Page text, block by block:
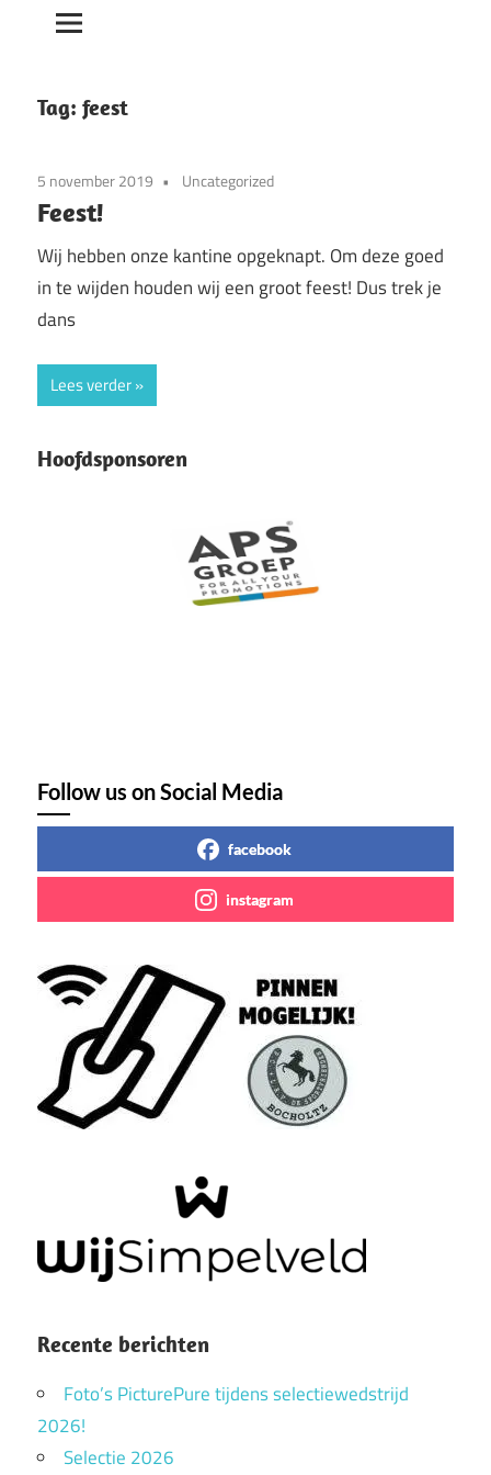
Tag: feest
5 november 2019 Uncategorized
Feest!
Wij hebben onze kantine opgeknapt. Om deze goed
in te wijden houden wij een groot feest! Dus trek je
dans
Lees verder
Hoofdsponsoren
Follow us on Social Media
facebook
instagram
Recente berichten
Foto’s PicturePure tijdens selectiewedstrijd
2026!
Selectie 2026